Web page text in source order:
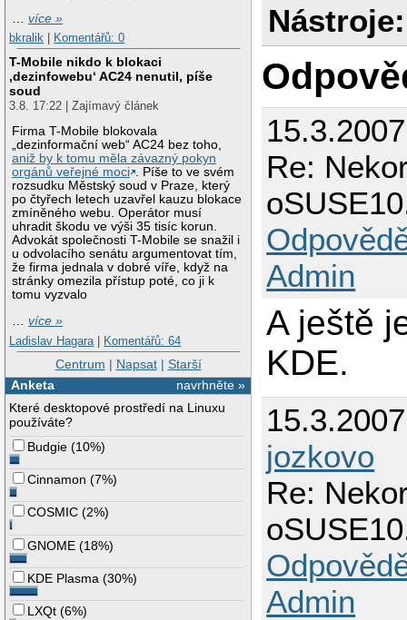
…více »
bkralik
Komentářů: 0
T-Mobile nikdo k blokaci
‚dezinfowebu‘ AC24 nenutil, píše
soud
3.8. 17:22 | Zajímavý článek
Firma T-Mobile blokovala
„dezinformační web“ AC24 bez toho,
aniž by k tomu měla závazný pokyn
orgánů veřejné moci . Píše to ve svém
rozsudku Městský soud v Praze, který
po čtyřech letech uzavřel kauzu blokace
zmíněného webu. Operátor musí
uhradit škodu ve výši 35 tisíc korun.
Advokát společnosti T-Mobile se snažil i
u odvolacího senátu argumentovat tím,
že firma jednala v dobré víře, když na
stránky omezila přístup poté, co ji k
tomu vyzvalo
…více »
Ladislav Hagara | Komentářů: 64
Centrum | Napsat| Starší
navrhněte »
Anketa
Které desktopové prostředí na Linuxu
používáte?
Budgie (10%)
Cinnamon (7%)
COSMIC (2%)
GNOME (18%)
KDE Plasma (30%)
LXQt (6%)
Nástroje:
Re:
Admin
A ještě
KDE.
jozkovo
Re:
Admin